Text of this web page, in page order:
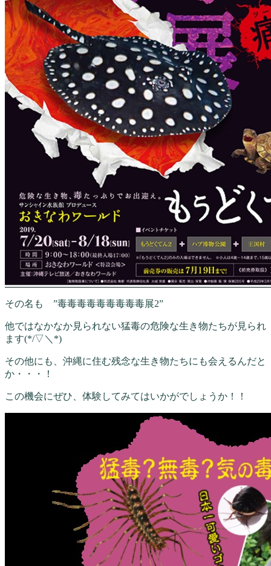
その名も ”毒毒毒毒毒毒毒毒毒展2”
他ではなかなか見られない猛毒の危険な生き物たちが見られ
ます(*/▽＼*)
その他にも、沖縄に住む残念な生き物たちにも会えるんだと
か・・・！
この機会にぜひ、体験してみてはいかがでしょうか！！